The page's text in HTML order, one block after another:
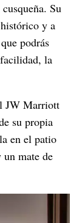
Su
y a
podrás
la
JW Marriott
su propia
en el patio
mate de